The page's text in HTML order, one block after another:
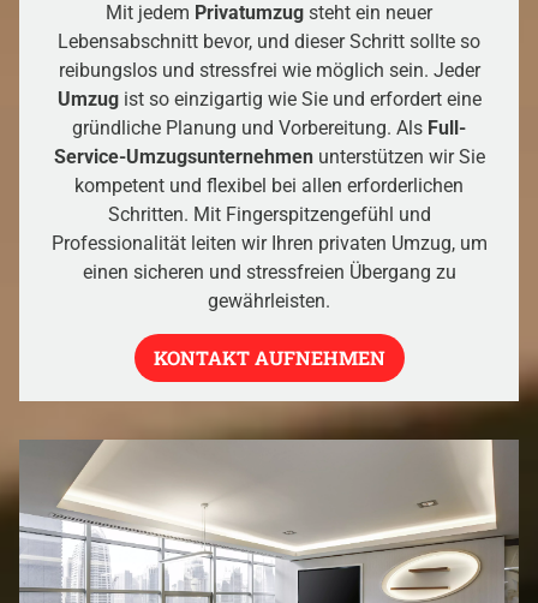
Mit jedem Privatumzug steht ein neuer
Lebensabschnitt bevor, und dieser Schritt sollte so
reibungslos und stressfrei wie möglich sein. Jeder
Umzugist so einzigartig wie Sie und erfordert eine
gründliche Planung und Vorbereitung. Als Full-
Service-Umzugsunternehmenunterstützen wir Sie
kompetent und flexibel bei allen erforderlichen
Schritten. Mit Fingerspitzengefühl und
Professionalität leiten wir Ihren privaten Umzug, um
einen sicheren und stressfreien Übergang zu
gewährleisten.
KONTAKT AUFNEHMEN